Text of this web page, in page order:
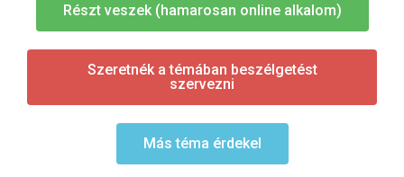
Részt veszek (hamarosan online alkalom)
Szeretnék a témában beszélgetést
szervezni
Más téma érdekel